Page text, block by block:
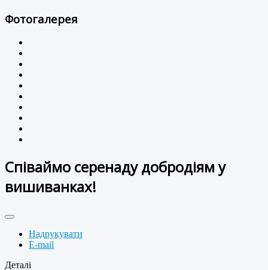
Фотогалерея
Співаймо серенаду добродіям у
вишиванках!
Надрукувати
E-mail
Деталі